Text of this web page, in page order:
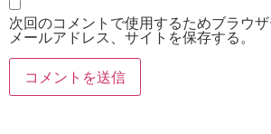
次回のコメントで使用するためブラウザ
メールアドレス、サイトを保存する。